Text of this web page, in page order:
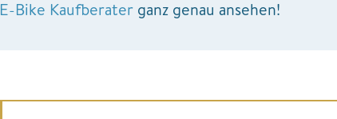
E-Bike Kaufberater ganz genau ansehen!